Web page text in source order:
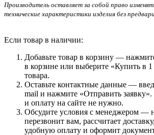
Производитель оставляет за собой право
технические характеристики изделия без
Если товар в наличии:
Добавьте товар в корзину —
в корзине или выберите «Купить в
товара.
Оставьте контактные данные —
mail и нажмите «Отправить
и оплату на сайте не нужно.
Обсудите условия с менеджером —
перезвонит вам, рассчитает
удобную оплату и оформит